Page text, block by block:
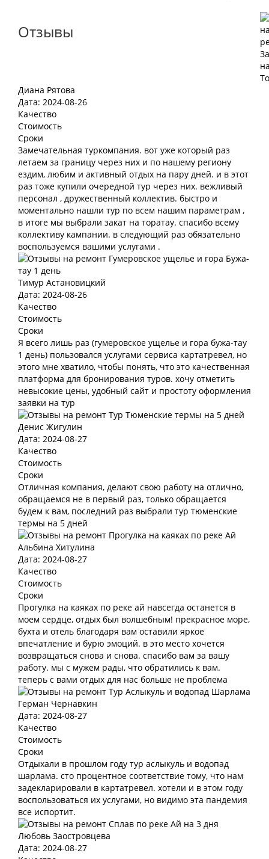
Отзывы
Диана Рятова
Дата: 2024-08-26
Качество
Стоимость
Сроки
Замечательная туркомпания. вот уже который раз
летаем за границу через них и по нашему региону
ездим, любим и активный отдых на пару дней. и в этот
раз тоже купили очередной тур через них. вежливый
персонал , дружественный коллектив. быстро и
моментально нашли тур по всем нашим параметрам ,
в итоге мы выбрали закат на торатау. спасибо всему
коллективу кампании. в следующий раз обязательно
воспользуемся вашими услугами .
Тимур Астановицкий
Дата: 2024-08-26
Качество
Стоимость
Сроки
Я всего лишь раз (гумеровское ущелье и гора бужа-тау
1 день) пользовался услугами сервиса картатревел, но
этого мне хватило, чтобы понять, что это качественная
платформа для бронирования туров. хочу отметить
невысокие цены, удобный сайт и простоту оформления
заявки на тур
Денис Жигулин
Дата: 2024-08-27
Качество
Стоимость
Сроки
Отличная компания, делают свою работу на отлично,
обращаемся не в первый раз, только обращается
будем к вам, последний раз выбрали тур тюменские
термы на 5 дней
Альбина Хитулина
Дата: 2024-08-27
Качество
Стоимость
Сроки
Прогулка на каяках по реке ай навсегда останется в
моем сердце, отдых был волшебным! прекрасное море,
бухта и отель благодаря вам оставили яркое
впечатление и бурю эмоций. в это место хочется
возвращаться снова и снова. спасибо вам за вашу
работу. мы с мужем рады, что обратились к вам.
теперь с вами отдых для нас больше не проблема
Герман Чернавкин
Дата: 2024-08-27
Качество
Стоимость
Сроки
Отдыхали в прошлом году тур аслыкуль и водопад
шарлама. сто процентное соответствие тому, что нам
задекларировали в картатревел. хотели и в этом году
воспользоваться их услугами, но видимо эта пандемия
все испортит.
Любовь Заостровцева
Дата: 2024-08-27